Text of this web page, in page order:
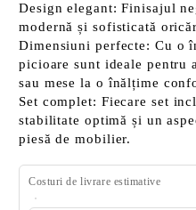
Design elegant: Finisajul
modernă și sofisticată
Dimensiuni perfecte: Cu o
picioare sunt ideale pentru
sau mese la o înălțime
Set complet: Fiecare set
stabilitate optimă și un
piesă de mobilier.
Costuri de livrare estimative